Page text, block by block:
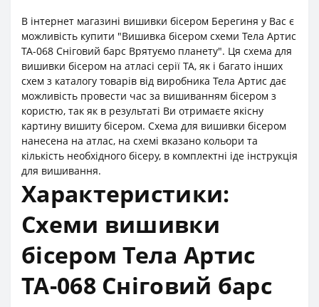
В інтернет магазині вишивки бісером Берегиня у Вас є
можливість купити "Вишивка бісером схеми Тела Артис
ТА-068 Сніговий барс Врятуємо планету". Ця схема для
вишивки бісером на атласі серії ТА, як і багато інших
схем з каталогу товарів від виробника Тела Артис дає
можливість провести час за вишиванням бісером з
користю, так як в результаті Ви отримаєте якісну
картину вишиту бісером. Схема для вишивки бісером
нанесена на атлас, на схемі вказано кольори та
кількість необхідного бісеру, в комплектні іде інструкція
для вишивання.
Характеристики:
Схеми вишивки
бісером Тела Артис
ТА-068 Сніговий барс